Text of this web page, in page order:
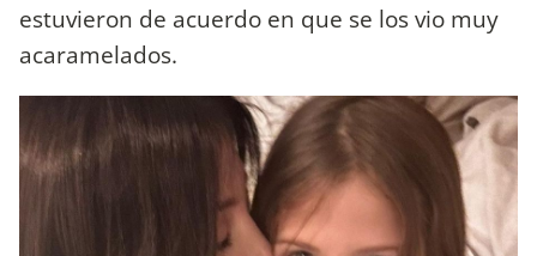
estuvieron de acuerdo en que se los vio muy
acaramelados.